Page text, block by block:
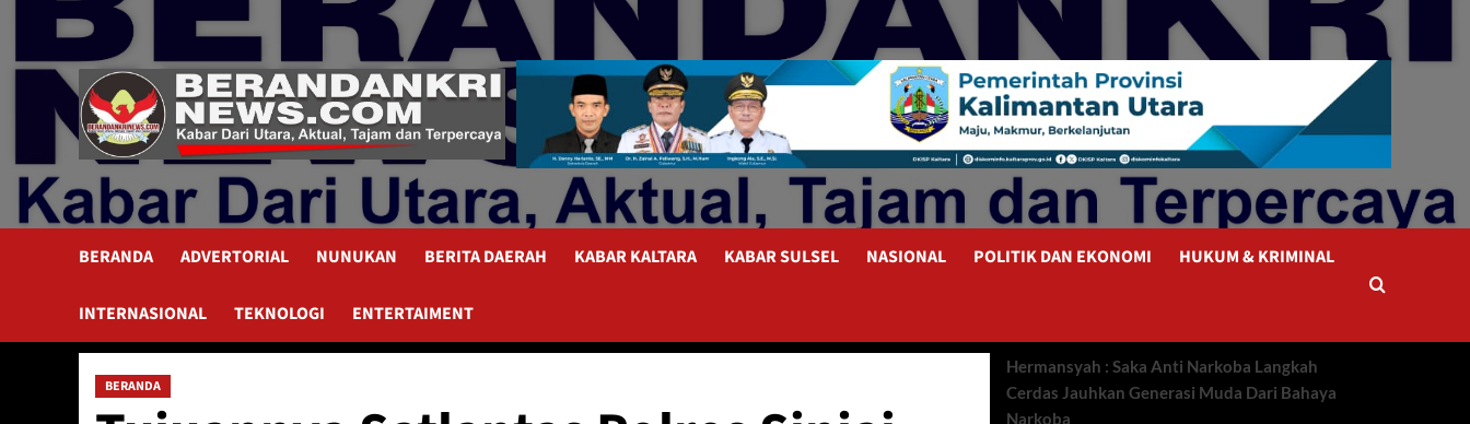
content
BERANDA ADVERTORIAL NUNUKAN BERITA DAERAH KABAR KALTARA KABAR SULSEL NASIONAL POLITIK DAN EKONOMI HUKUM & KRIMINAL
INTERNASIONAL TEKNOLOGI ENTERTAIMENT
BERANDA
Hermansyah : Saka Anti Narkoba Langkah
Cerdas Jauhkan Generasi Muda Dari Bahaya
Narkoba